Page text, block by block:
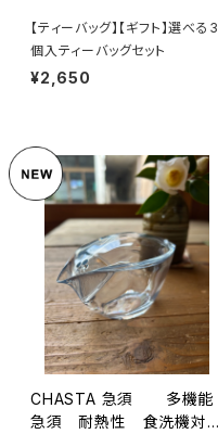
【ティーバッグ】【ギフト】選べる3
個入ティーバッグセット
¥2,650
CHASTA 急須 多機能
急須 耐熱性 食洗機対